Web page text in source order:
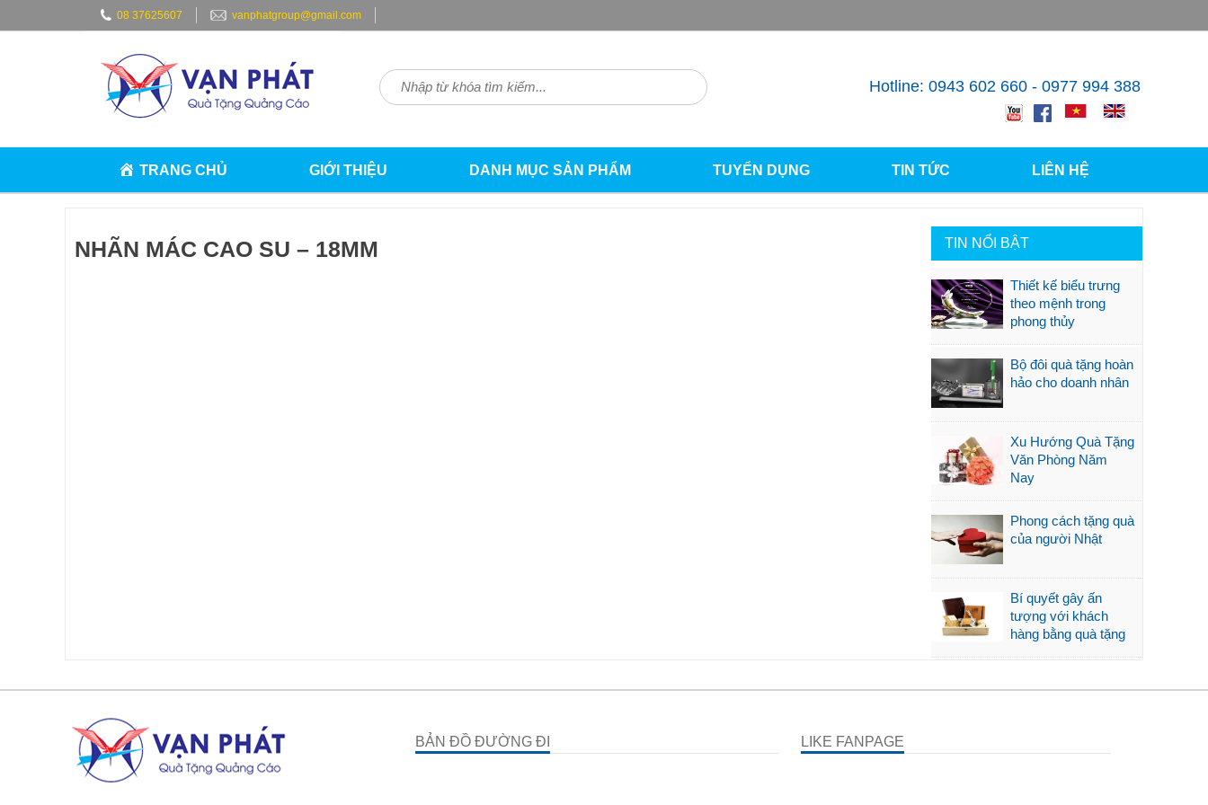
to
08 37625607 vanphatgroup@gmail.com
Hotline: 0943 602 660 - 0977 994 388
TRANG CHỦ GIỚI THIỆU DANH MỤC SẢN PHẨM TUYỂN DỤNG TIN TỨC LIÊN HỆ
NHÃN MÁC CAO SU – 18MM TIN NỔI BẬT
Thiết kế biểu trưng
theo mệnh trong
phong thủy
Bộ đôi quà tặng hoàn
hảo cho doanh nhân
Xu Hướng Quà Tặng
Văn Phòng Năm
Nay
Phong cách tặng quà
của người Nhật
Bí quyết gây ấn
tượng với khách
hàng bằng quà tặng
BẢN ĐỒ ĐƯỜNG ĐI LIKE FANPAGE